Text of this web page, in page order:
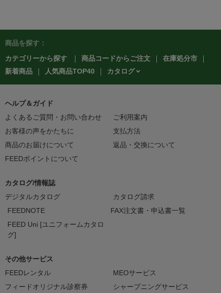
商品を探す：
カテゴリーから探す
商品コードからご注文
在庫処分市
新着商品
人気商品TOP40 カタログ
ヘルプ＆ガイド
よくあるご質問・お問い合わせ
ご利用案内
お客様の声をかたちに
支払方法
商品のお届けについて
返品・交換について
FEEDポイントについて
カタログ/情報誌
デジタルカタログ
カタログ請求
FEEDNOTE
FAX注文書・申込書一覧
FEED Uni [ユニフォームカタロ
グ]
その他サービス
FEEDレンタル
MEOサービス
フィードオリジナル診察券
シャープニングサービス